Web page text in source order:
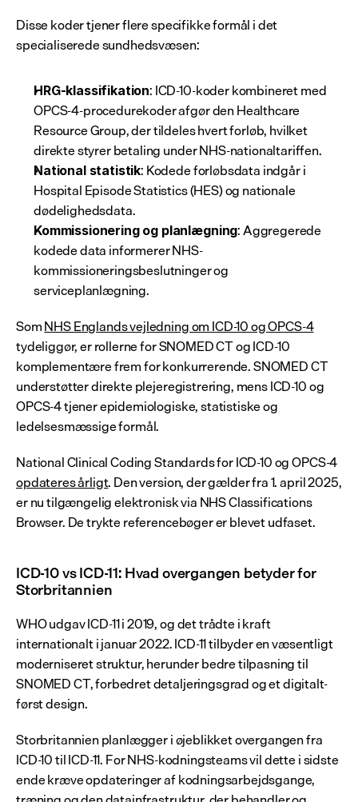
Disse koder tjener flere specifikke formål i det
specialiserede sundhedsvæsen:
HRG-klassifikation: ICD-10-koder kombineret med
OPCS-4-procedurekoder afgør den Healthcare
Resource Group, der tildeles hvert forløb, hvilket
direkte styrer betaling under NHS-nationaltariffen.
National statistik: Kodede forløbsdata indgår i
Hospital Episode Statistics (HES) og nationale
dødelighedsdata.
Kommissionering og planlægning: Aggregerede
kodede data informerer NHS-
kommissioneringsbeslutninger og
serviceplanlægning.
Som NHS Englands vejledning om ICD-10 og OPCS-4
tydeliggør, er rollerne for SNOMED CT og ICD-10
komplementære frem for konkurrerende. SNOMED CT
understøtter direkte plejeregistrering, mens ICD-10 og
OPCS-4 tjener epidemiologiske, statistiske og
ledelsesmæssige formål.
opdateres årligt. Den version, der gælder fra 1. april 2025,
er nu tilgængelig elektronisk via NHS Classifications
Browser. De trykte referencebøger er blevet udfaset.
ICD-10 vs ICD-11: Hvad overgangen betyder for
Storbritannien
WHO udgav ICD-11 i 2019, og det trådte i kraft
internationalt i januar 2022. ICD-11 tilbyder en væsentligt
moderniseret struktur, herunder bedre tilpasning til
SNOMED CT, forbedret detaljeringsgrad og et digitalt-
først design.
Storbritannien planlægger i øjeblikket overgangen fra
ICD-10 til ICD-11. For NHS-kodningsteams vil dette i sidste
ende kræve opdateringer af kodningsarbejdsgange,